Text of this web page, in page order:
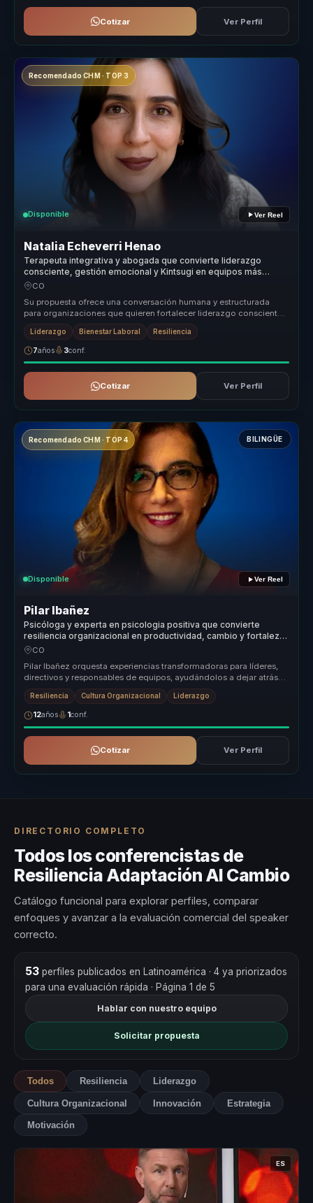
Cotizar Ver Perfil
Recomendado CHM · TOP 3
Disponible Ver Reel
Natalia Echeverri Henao
Terapeuta integrativa y abogada que convierte liderazgo
consciente, gestión emocional y Kintsugi en equipos más
humanos.
CO
Su propuesta ofrece una conversación humana y estructurada
para organizaciones que quieren fortalecer liderazgo consciente,
comunicación ...
Liderazgo Bienestar Laboral Resiliencia
7años 3conf.
Cotizar Ver Perfil
Recomendado CHM · TOP 4 BILINGÜE
Disponible Ver Reel
Pilar Ibañez
Psicóloga y experta en psicologia positiva que convierte
resiliencia organizacional en productividad, cambio y fortaleza
para líderes y equipos.
CO
Pilar Ibañez orquesta experiencias transformadoras para líderes,
directivos y responsables de equipos, ayudándolos a dejar atrás
equipos ...
Resiliencia Cultura Organizacional Liderazgo
12años 1conf.
Cotizar Ver Perfil
DIRECTORIO COMPLETO
Todos los conferencistas de
Resiliencia Adaptación Al Cambio
Catálogo funcional para explorar perfiles, comparar
enfoques y avanzar a la evaluación comercial del speaker
correcto.
53perfiles publicados en Latinoamérica · 4 ya priorizados
para una evaluación rápida · Página 1 de 5
Hablar con nuestro equipo
Solicitar propuesta
Todos Resiliencia Liderazgo
Cultura Organizacional Innovación Estrategia
Motivación
ES